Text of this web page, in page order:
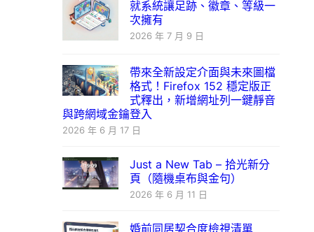
就系統讓足跡、徽章、等級一
次擁有
2026 年 7 月 9 日
帶來全新設定介面與未來圖檔
格式！Firefox 152 穩定版正
式釋出，新增網址列一鍵靜音
與跨網域金鑰登入
2026 年 6 月 17 日
Just a New Tab – 拾光新分
頁（隨機桌布與金句）
2026 年 6 月 11 日
婚前同居契合度檢視清單